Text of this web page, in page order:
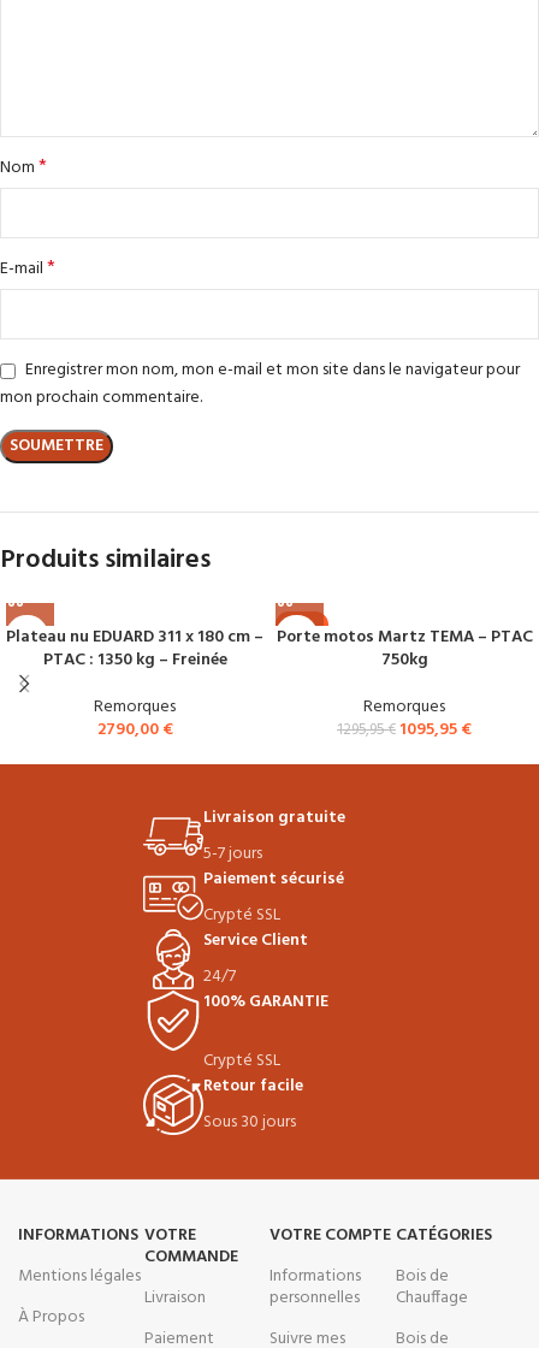
Nom*
E-mail*
Enregistrer mon nom, mon e-mail et mon site dans le navigateur pour
mon prochain commentaire.
Produits similaires
Plateau nu EDUARD 311 x 180 cm –
PTAC : 1350 kg – Freinée
Remorques
2790,00€
-15%
Porte motos Martz TEMA – PTAC
750kg
Remorques
1295,95€ 1095,95€
Livraison gratuite
5-7 jours
Paiement sécurisé
Crypté SSL
Service Client
24/7
100% GARANTIE
Crypté SSL
Retour facile
Sous 30 jours
INFORMATIONS
Mentions légales
À Propos
VOTRE
COMMANDE
Livraison
Paiement
VOTRE COMPTE
Informations
personnelles
Suivre mes
CATÉGORIES
Bois de
Chauffage
Bois de